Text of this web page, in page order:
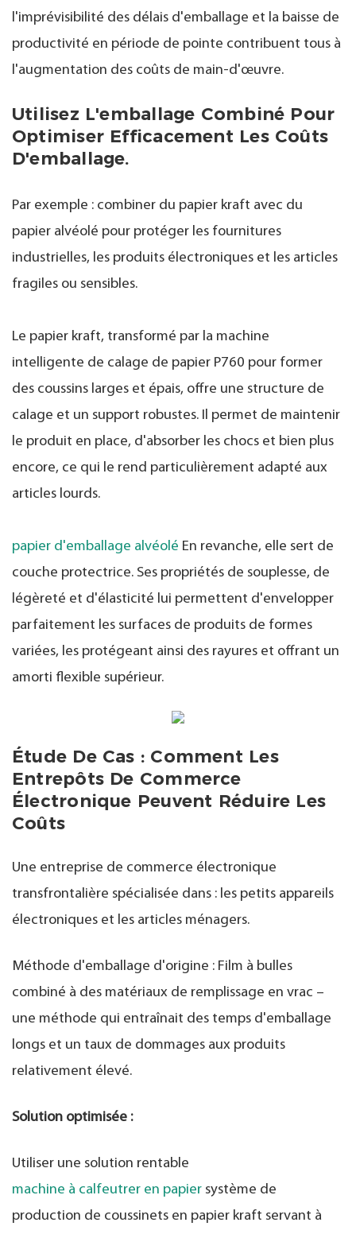
l'imprévisibilité des délais d'emballage et la baisse de
productivité en période de pointe contribuent tous à
l'augmentation des coûts de main-d'œuvre.
Utilisez L'emballage Combiné Pour
Optimiser Efficacement Les Coûts
D'emballage.
Par exemple : combiner du papier kraft avec du
papier alvéolé pour protéger les fournitures
industrielles, les produits électroniques et les articles
fragiles ou sensibles.
Le papier kraft, transformé par la machine
intelligente de calage de papier P760 pour former
des coussins larges et épais, offre une structure de
calage et un support robustes. Il permet de maintenir
le produit en place, d'absorber les chocs et bien plus
encore, ce qui le rend particulièrement adapté aux
articles lourds.
papier d'emballage alvéolé En revanche, elle sert de
couche protectrice. Ses propriétés de souplesse, de
légèreté et d'élasticité lui permettent d'envelopper
parfaitement les surfaces de produits de formes
variées, les protégeant ainsi des rayures et offrant un
amorti flexible supérieur.
Étude De Cas : Comment Les
Entrepôts De Commerce
Électronique Peuvent Réduire Les
Coûts
Une entreprise de commerce électronique
transfrontalière spécialisée dans : les petits appareils
électroniques et les articles ménagers.
Méthode d'emballage d'origine : Film à bulles
combiné à des matériaux de remplissage en vrac –
une méthode qui entraînait des temps d'emballage
longs et un taux de dommages aux produits
relativement élevé.
Solution optimisée :
Utiliser une solution rentable
machine à calfeutrer en papier système de
production de coussinets en papier kraft servant à